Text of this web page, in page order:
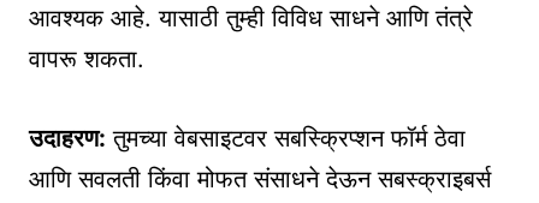
आवश्यक आहे. यासाठी तुम्ही विविध साधने आणि तंत्रे
वापरू शकता.
उदाहरण: तुमच्या वेबसाइटवर सबस्क्रिप्शन फॉर्म ठेवा
आणि सवलती किंवा मोफत संसाधने देऊन सबस्क्राइबर्स